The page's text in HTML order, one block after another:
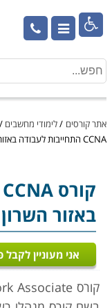

אתר קורסים /לימודי מחשבים /
CCNA התחייבות לעבודה באזור השרון
קורס CCNA
באזור השרון
אני מעוניין לקבל